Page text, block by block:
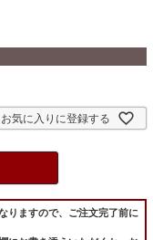
お気に入りに登録する
りますので、ご注文完了前に